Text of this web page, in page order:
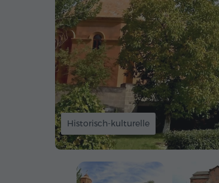
Historisch-kulturelle